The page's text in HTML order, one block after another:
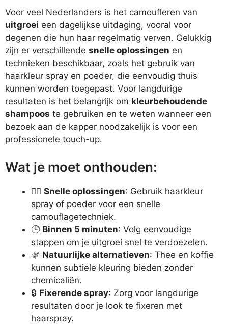
Voor veel Nederlanders is het camoufleren van
uitgroei een dagelijkse uitdaging, vooral voor
degenen die hun haar regelmatig verven. Gelukkig
zijn er verschillende snelle oplossingen en
technieken beschikbaar, zoals het gebruik van
haarkleur spray en poeder, die eenvoudig thuis
kunnen worden toegepast. Voor langdurige
resultaten is het belangrijk om kleurbehoudende
shampoos te gebruiken en te weten wanneer een
bezoek aan de kapper noodzakelijk is voor een
professionele touch-up.
Wat je moet onthouden:
💁‍♀️ Snelle oplossingen: Gebruik haarkleur
spray of poeder voor een snelle
camouflagetechniek.
🕒 Binnen 5 minuten: Volg eenvoudige
stappen om je uitgroei snel te verdoezelen.
🌿 Natuurlijke alternatieven: Thee en koffie
kunnen subtiele kleuring bieden zonder
chemicaliën.
🔒 Fixerende spray: Zorg voor langdurige
resultaten door je look te fixeren met
haarspray.